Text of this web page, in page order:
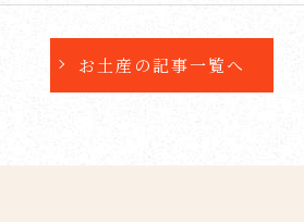
お土産の記事一覧へ